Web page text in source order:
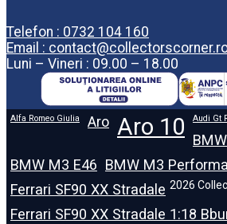
Telefon : 0732 104 160
Email :
Luni – Vineri : 09.00 – 18.00
Alfa Romeo Giulia Aro Aro 10 Audi Gt
BMW M3 E46 BMW M3
Ferrari SF90 XX Stradale
Ferrari SF90 XX Stradale 1:18
2026